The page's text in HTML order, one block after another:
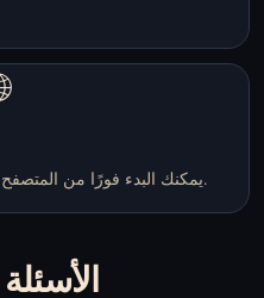
يمكنك البدء فورًا من المتصفح والدخول مباشرة إلى قلب التجربة.